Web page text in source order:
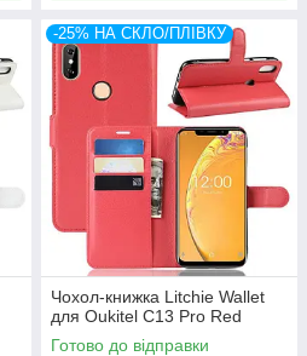
-25% НА СКЛО/ПЛІВКУ
Чохол-книжка Litchie Wallet
для Oukitel C13 Pro Red
Готово до відправки